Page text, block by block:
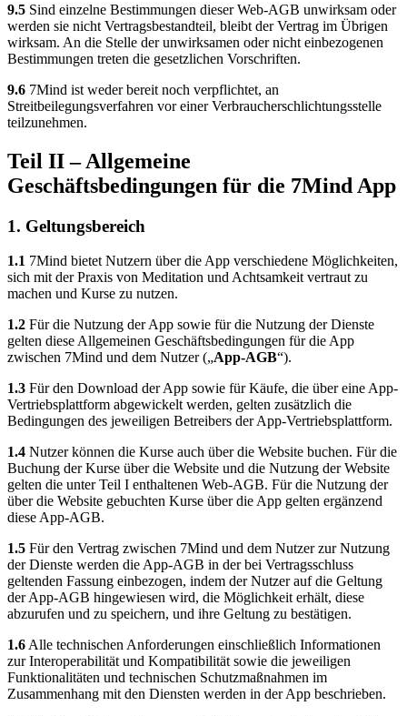
9.5 Sind einzelne Bestimmungen dieser Web-AGB unwirksam oder
werden sie nicht Vertragsbestandteil, bleibt der Vertrag im Übrigen
wirksam. An die Stelle der unwirksamen oder nicht einbezogenen
Bestimmungen treten die gesetzlichen Vorschriften.
9.6 7Mind ist weder bereit noch verpflichtet, an
Streitbeilegungsverfahren vor einer Verbraucherschlichtungsstelle
teilzunehmen.
Teil II – Allgemeine
Geschäftsbedingungen für die 7Mind App
1. Geltungsbereich
1.1 7Mind bietet Nutzern über die App verschiedene Möglichkeiten,
sich mit der Praxis von Meditation und Achtsamkeit vertraut zu
machen und Kurse zu nutzen.
1.2 Für die Nutzung der App sowie für die Nutzung der Dienste
gelten diese Allgemeinen Geschäftsbedingungen für die App
zwischen 7Mind und dem Nutzer („App-AGB“).
1.3 Für den Download der App sowie für Käufe, die über eine App-
Vertriebsplattform abgewickelt werden, gelten zusätzlich die
Bedingungen des jeweiligen Betreibers der App-Vertriebsplattform.
1.4 Nutzer können die Kurse auch über die Website buchen. Für die
Buchung der Kurse über die Website und die Nutzung der Website
gelten die unter Teil I enthaltenen Web-AGB. Für die Nutzung der
über die Website gebuchten Kurse über die App gelten ergänzend
diese App-AGB.
1.5 Für den Vertrag zwischen 7Mind und dem Nutzer zur Nutzung
der Dienste werden die App-AGB in der bei Vertragsschluss
geltenden Fassung einbezogen, indem der Nutzer auf die Geltung
der App-AGB hingewiesen wird, die Möglichkeit erhält, diese
abzurufen und zu speichern, und ihre Geltung zu bestätigen.
1.6Alle technischen Anforderungen einschließlich Informationen
zur Interoperabilität und Kompatibilität sowie die jeweiligen
Funktionalitäten und technischen Schutzmaßnahmen im
Zusammenhang mit den Diensten werden in der App beschrieben.